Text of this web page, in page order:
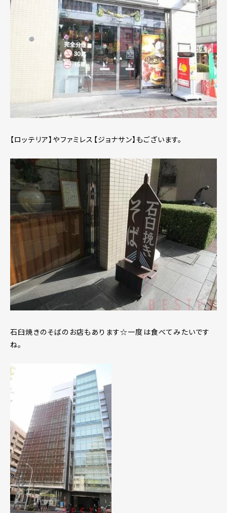
【ロッテリア】やファミレス【ジョナサン】もございます。
石臼焼きのそばのお店もあります☆一度は食べてみたいです
ね。